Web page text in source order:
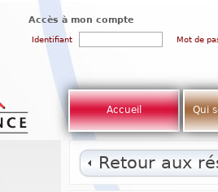
Accès à mon compte
Identifiant Mot de
Accueil Qui
Retour aux